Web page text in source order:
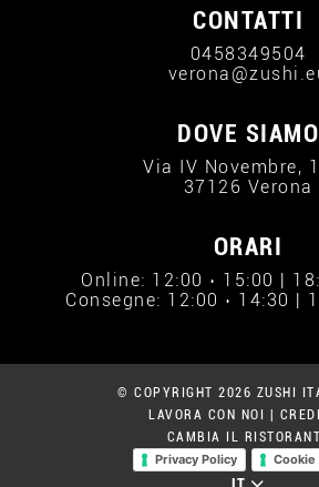
CONTATTI
0458349504
DOVE SIAMO
Via IV Novembre,
37126 Verona
ORARI
Online: 12:00 › 15:00 |
Consegne: 12:00 › 14:30 |
© COPYRIGHT 2026 ZUSHI
LAVORA CON NOI
CAMBIA IL
Privacy Policy
Cookie